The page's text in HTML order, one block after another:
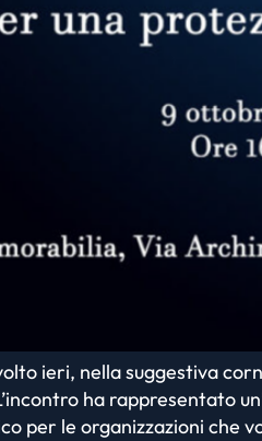
ieri, nella suggestiva
ha rappresentato
per le organizzazioni che